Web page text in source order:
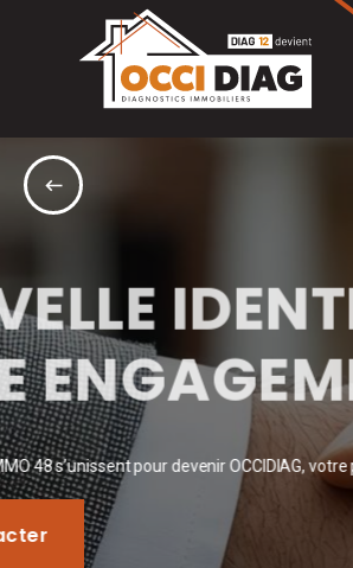
PENSEZ
Avant tout chantier, le repérage
En savoir plus